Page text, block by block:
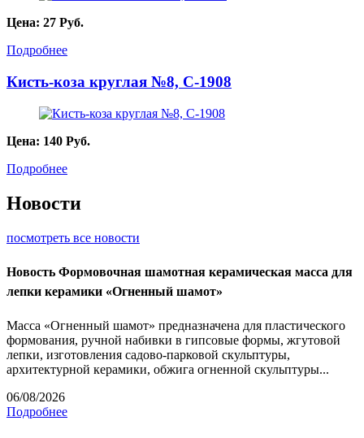
Цена: 27 Руб.
Подробнее
Кисть-коза круглая №8, С-1908
Цена: 140 Руб.
Подробнее
Новости
посмотреть все новости
Новость Формовочная шамотная керамическая масса для
лепки керамики «Огненный шамот»
Масса «Огненный шамот» предназначена для пластического
формования, ручной набивки в гипсовые формы, жгутовой
лепки, изготовления садово-парковой скульптуры,
архитектурной керамики, обжига огненной скульптуры...
06/08/2026
Подробнее